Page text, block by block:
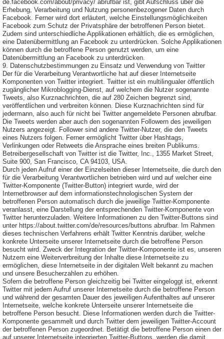
de.facebook.com/about/privacy/ abrufbar ist, gibt Aufschluss über die
Erhebung, Verarbeitung und Nutzung personenbezogener Daten durch
Facebook. Ferner wird dort erläutert, welche Einstellungsmöglichkeiten
Facebook zum Schutz der Privatsphäre der betroffenen Person bietet.
Zudem sind unterschiedliche Applikationen erhältlich, die es ermöglichen,
eine Datenübermittlung an Facebook zu unterdrücken. Solche Applikationen
können durch die betroffene Person genutzt werden, um eine
Datenübermittlung an Facebook zu unterdrücken.
9. Datenschutzbestimmungen zu Einsatz und Verwendung von Twitter
Der für die Verarbeitung Verantwortliche hat auf dieser Internetseite
Komponenten von Twitter integriert. Twitter ist ein multilingualer öffentlich
zugänglicher Mikroblogging-Dienst, auf welchem die Nutzer sogenannte
Tweets, also Kurznachrichten, die auf 280 Zeichen begrenzt sind,
veröffentlichen und verbreiten können. Diese Kurznachrichten sind für
jedermann, also auch für nicht bei Twitter angemeldete Personen abrufbar.
Die Tweets werden aber auch den sogenannten Followern des jeweiligen
Nutzers angezeigt. Follower sind andere Twitter-Nutzer, die den Tweets
eines Nutzers folgen. Ferner ermöglicht Twitter über Hashtags,
Verlinkungen oder Retweets die Ansprache eines breiten Publikums.
Betreibergesellschaft von Twitter ist die Twitter, Inc., 1355 Market Street,
Suite 900, San Francisco, CA 94103, USA.
Durch jeden Aufruf einer der Einzelseiten dieser Internetseite, die durch den
für die Verarbeitung Verantwortlichen betrieben wird und auf welcher eine
Twitter-Komponente (Twitter-Button) integriert wurde, wird der
Internetbrowser auf dem informationstechnologischen System der
betroffenen Person automatisch durch die jeweilige Twitter-Komponente
veranlasst, eine Darstellung der entsprechenden Twitter-Komponente von
Twitter herunterzuladen. Weitere Informationen zu den Twitter-Buttons sind
unter https://about.twitter.com/de/resources/buttons abrufbar. Im Rahmen
dieses technischen Verfahrens erhält Twitter Kenntnis darüber, welche
konkrete Unterseite unserer Internetseite durch die betroffene Person
besucht wird. Zweck der Integration der Twitter-Komponente ist es, unseren
Nutzern eine Weiterverbreitung der Inhalte diese Internetseite zu
ermöglichen, diese Internetseite in der digitalen Welt bekannt zu machen
und unsere Besucherzahlen zu erhöhen.
Sofern die betroffene Person gleichzeitig bei Twitter eingeloggt ist, erkennt
Twitter mit jedem Aufruf unserer Internetseite durch die betroffene Person
und während der gesamten Dauer des jeweiligen Aufenthaltes auf unserer
Internetseite, welche konkrete Unterseite unserer Internetseite die
betroffene Person besucht. Diese Informationen werden durch die Twitter-
Komponente gesammelt und durch Twitter dem jeweiligen Twitter-Account
der betroffenen Person zugeordnet. Betätigt die betroffene Person einen der